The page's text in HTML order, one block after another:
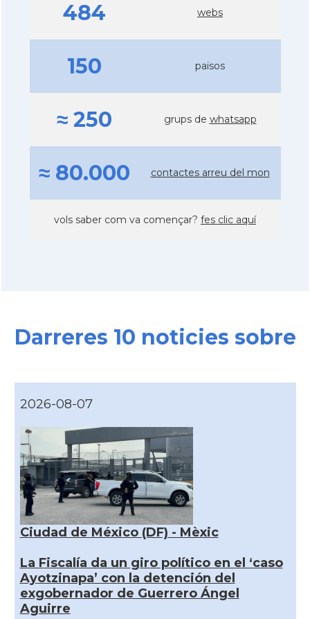
484 webs
150 països
≈ 250 grups de whatsapp
≈ 80.000 contactes arreu del mon
vols saber com va començar? fes clic aquí
Darreres 10 noticies sobre
2026-08-07
Ciudad de México (DF) - Mèxic
La Fiscalía da un giro político en el ‘caso
Ayotzinapa’ con la detención del
exgobernador de Guerrero Ángel
Aguirre